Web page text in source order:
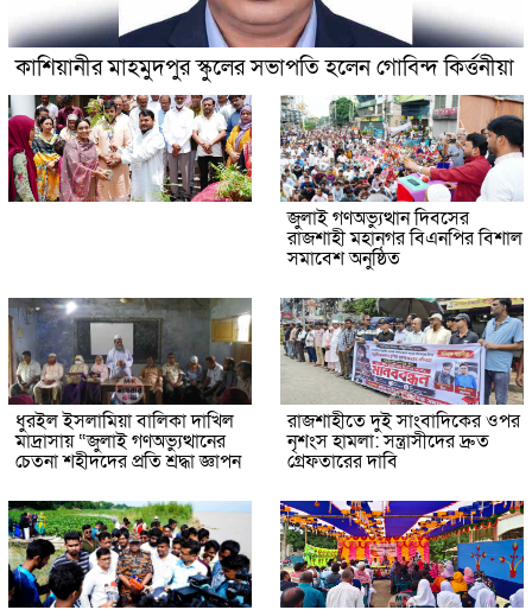
কাশিয়ানীর মাহমুদপুর স্কুলের সভাপতি হলেন গোবিন্দ কির্ত্তনীয়া
জুলাই গণঅভ্যুত্থান দিবসের
রাজশাহী মহানগর বিএনপির বিশাল
সমাবেশ অনুষ্ঠিত
ধুরইল ইসলামিয়া বালিকা দাখিল
মাদ্রাসায় “জুলাই গণঅভ্যুত্থানের
চেতনা শহীদদের প্রতি শ্রদ্ধা জ্ঞাপন
রাজশাহীতে দুই সাংবাদিকের ওপর
নৃশংস হামলা: সন্ত্রাসীদের দ্রুত
গ্রেফতারের দাবি